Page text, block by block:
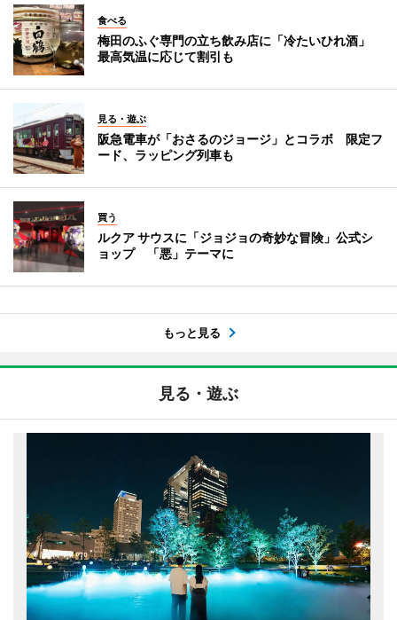
食べる
梅田のふぐ専門の立ち飲み店に「冷たいひれ酒」
最高気温に応じて割引も
見る・遊ぶ
阪急電車が「おさるのジョージ」とコラボ 限定フ
ード、ラッピング列車も
買う
ルクア サウスに「ジョジョの奇妙な冒険」公式シ
ョップ 「悪」テーマに
もっと見る
見る・遊ぶ